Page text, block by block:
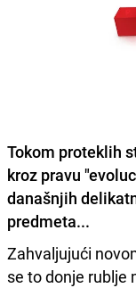
Tokom proteklih
kroz pravu
današnjih
predmeta...
Zahvaljujući
se to donje rublje